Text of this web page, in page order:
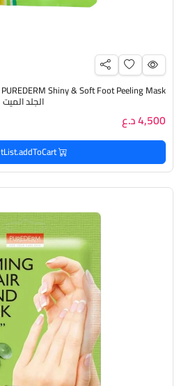
الجلد الميت
4,500 د.ع
productList.addToCart